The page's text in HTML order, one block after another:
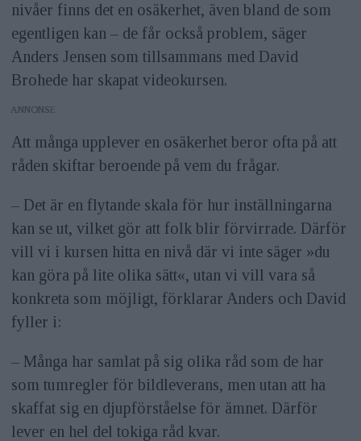
nivåer finns det en osäkerhet, även bland de som
egentligen kan – de får också pro­blem, säger
Anders Jensen som tillsammans med David
Brohede har skapat videokursen.
ANNONS
Att många upplever en osäkerhet beror ofta på att
råden skiftar beroende på vem du frågar.
– Det är en flytande skala för hur inställningarna
kan se ut, vilket gör att folk blir förvirrade. Därför
vill vi i kursen hitta en nivå där vi inte säger »du
kan göra på lite olika sätt«, utan vi vill vara så
konkreta som möjligt, förklarar Anders och David
fyller i:
– Många har samlat på sig olika råd som de har
som tumregler för bildleverans, men utan att ha
skaffat sig en djupförståelse för ämnet. Därför
lever en hel del tokiga råd kvar.